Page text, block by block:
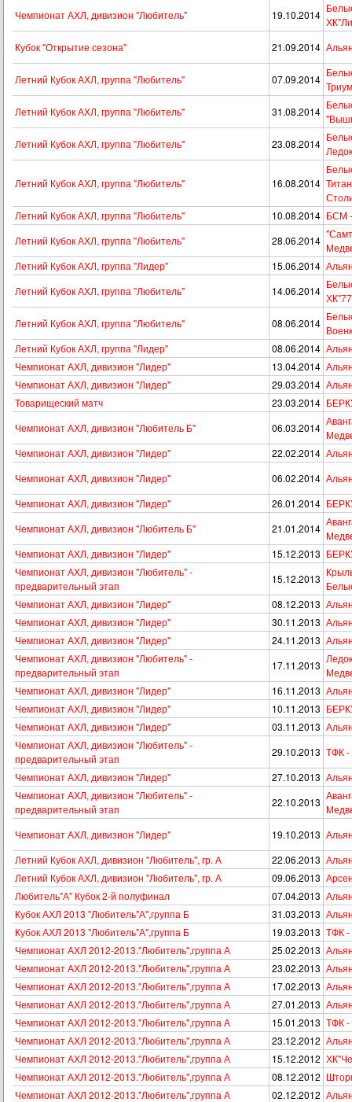
Чемпионат АХЛ, дивизион "Любитель"
19.10.2014
Кубок "Открытие сезона"
21.09.2014
Летний Кубок АХЛ, группа "Любитель" 07.09.2014
Летний Кубок АХЛ, группа "Любитель"
31.08.2014
Летний Кубок АХЛ, группа "Любитель"
23.08.2014
Летний Кубок АХЛ, группа "Любитель" 16.08.2014
Летний Кубок АХЛ, группа "Любитель"
10.08.2014 БСМ
Летний Кубок АХЛ, группа "Любитель"
28.06.2014
Летний Кубок АХЛ, группа "Лидер"
15.06.2014
Летний Кубок АХЛ, группа "Любитель"
14.06.2014
Летний Кубок АХЛ, группа "Любитель"
08.06.2014
Летний Кубок АХЛ, группа "Лидер"
08.06.2014
Чемпионат АХЛ, дивизион "Лидер"
13.04.2014
Чемпионат АХЛ, дивизион "Лидер"
29.03.2014
Товарищеский матч
23.03.2014
Чемпионат АХЛ, дивизион "Любитель Б"
06.03.2014
Чемпионат АХЛ, дивизион "Лидер"
22.02.2014
Чемпионат АХЛ, дивизион "Лидер"
06.02.2014
Чемпионат АХЛ, дивизион "Лидер"
26.01.2014
Чемпионат АХЛ, дивизион "Любитель Б"
21.01.2014
Чемпионат АХЛ, дивизион "Лидер"
15.12.2013
Чемпионат АХЛ, дивизион "Любитель" -
предварительный этап
15.12.2013
Чемпионат АХЛ, дивизион "Лидер"
08.12.2013
Чемпионат АХЛ, дивизион "Лидер"
30.11.2013
Чемпионат АХЛ, дивизион "Лидер"
24.11.2013
Чемпионат АХЛ, дивизион "Любитель" -
предварительный этап
17.11.2013
Чемпионат АХЛ, дивизион "Лидер"
16.11.2013
Чемпионат АХЛ, дивизион "Лидер"
10.11.2013
Чемпионат АХЛ, дивизион "Лидер"
03.11.2013
Чемпионат АХЛ, дивизион "Любитель" -
предварительный этап
29.10.2013 ТФК
Чемпионат АХЛ, дивизион "Лидер"
27.10.2013
Чемпионат АХЛ, дивизион "Любитель" -
предварительный этап
22.10.2013
Чемпионат АХЛ, дивизион "Лидер"
19.10.2013
Летний Кубок АХЛ, дивизион "Любитель", гр. А
22.06.2013
Летний Кубок АХЛ, дивизион "Любитель", гр. А
09.06.2013
Любитель"А" Кубок 2-й полуфинал
07.04.2013
Кубок АХЛ 2013 "Любитель"А",группа Б
31.03.2013
Кубок АХЛ 2013 "Любитель"А",группа Б
19.03.2013 ТФК -
Чемпионат АХЛ 2012-2013."Любитель",группа А
25.02.2013
Чемпионат АХЛ 2012-2013."Любитель",группа А
23.02.2013
Чемпионат АХЛ 2012-2013."Любитель",группа А
17.02.2013
Чемпионат АХЛ 2012-2013."Любитель",группа А
27.01.2013
Чемпионат АХЛ 2012-2013."Любитель",группа А
15.01.2013 ТФК -
Чемпионат АХЛ 2012-2013."Любитель",группа А
23.12.2012
Чемпионат АХЛ 2012-2013."Любитель",группа А
15.12.2012
Чемпионат АХЛ 2012-2013."Любитель",группа А
08.12.2012
Чемпионат АХЛ 2012-2013."Любитель",группа А
02.12.2012